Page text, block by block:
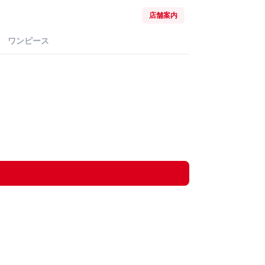
店舗案内
ワンピース